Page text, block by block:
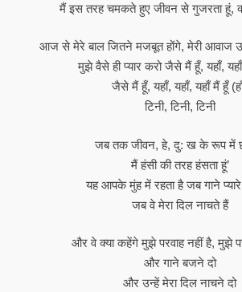
मैं इस तरह चमकते हुए जीवन से गुजरता हूं,
आज से मेरे बाल जितने मजबूत होंगे, मेरी आवाज
मुझे वैसे ही प्यार करो जैसे मैं हूँ, यहाँ,
जैसे मैं हूँ, यहाँ, यहाँ, यहाँ मैं हूँ
टिनी, टिनी, टिनी
जब तक जीवन, हे, दु: ख के रूप में
मैं हंसी की तरह हंसता हूं’
यह आपके मुंह में रहता है जब गाने
जब वे मेरा दिल नाचते हैं
और वे क्या कहेंगे मुझे परवाह नहीं है, मुझे
और गाने बजने दो
और उन्हें मेरा दिल नाचने दो